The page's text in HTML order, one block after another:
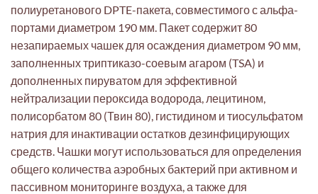
полиуретанового DPTE-пакета, совместимого с альфа-
портами диаметром 190 мм. Пакет содержит 80
незапираемых чашек для осаждения диаметром 90 мм,
заполненных триптиказо-соевым агаром (TSA) и
дополненных пируватом для эффективной
нейтрализации пероксида водорода, лецитином,
полисорбатом 80 (Твин 80), гистидином и тиосульфатом
натрия для инактивации остатков дезинфицирующих
средств. Чашки могут использоваться для определения
общего количества аэробных бактерий при активном и
пассивном мониторинге воздуха, а также для